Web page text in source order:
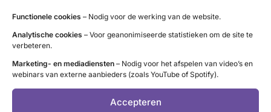
Functionele cookies – Nodig voor de werking van de website.
Analytische cookies – Voor geanonimiseerde statistieken om de site te
verbeteren.
Marketing- en mediadiensten – Nodig voor het afspelen van video’s en
webinars van externe aanbieders (zoals YouTube of Spotify).
Accepteren